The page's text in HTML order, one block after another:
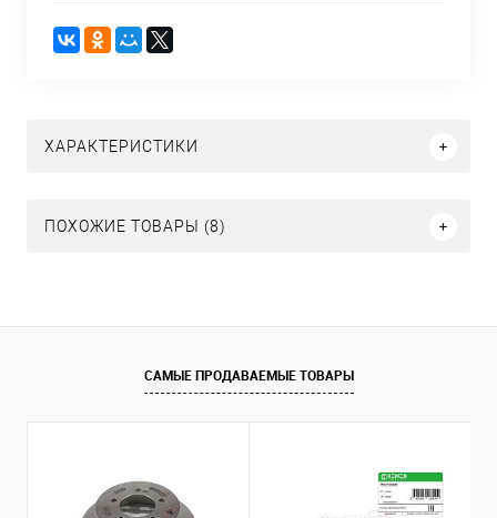
ХАРАКТЕРИСТИКИ
ПОХОЖИЕ ТОВАРЫ (8)
САМЫЕ ПРОДАВАЕМЫЕ ТОВАРЫ